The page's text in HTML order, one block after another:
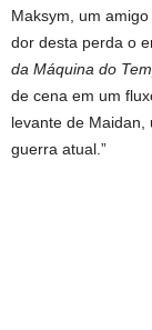
Maksym, um
dor desta perda o
da Máquina do
de cena em um
levante de Maidan,
guerra atual.”